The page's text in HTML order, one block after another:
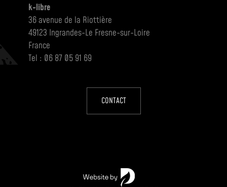
k-libre
36 avenue de la Riottière
49123 Ingrandes-Le Fresne-sur-Loire
France
Tel : 06 87 05 91 69
CONTACT